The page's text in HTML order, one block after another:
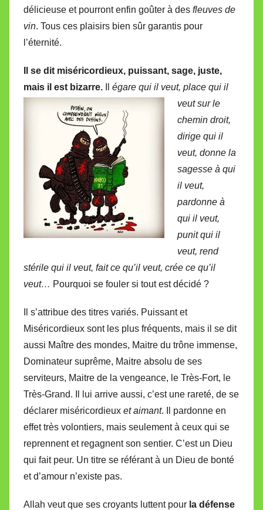
délicieuse et pourront enfin goûter à des fleuves de
vin. Tous ces plaisirs bien sûr garantis pour
l’éternité.
Il se dit miséricordieux, puissant, sage, juste,
mais il est bizarre.
égare qui il veut, place qui il
veutsur le
chemin droit,
dirige qui il
veut, donne la
sagesse à qui
il veut,
pardonne à
qui il veut,
punit qui il
veut, rend
stérile qui il veut, fait ce qu’il veut, crée ce qu’il
veut… Pourquoi se fouler si tout est décidé ?
Il s’attribue des titres variés. Puissant et
Miséricordieux sont les plus fréquents, mais il se dit
aussi Maître des mondes, Maitre du trône immense,
Dominateur suprême, Maitre absolu de ses
serviteurs, Maitre de la vengeance, le Très-Fort, le
Très-Grand. Il lui arrive aussi, c’est une rareté, de se
déclarer miséricordieux et aimant. Il pardonne en
effet très volontiers, mais seulement à ceux qui se
reprennent et regagnent son sentier. C’est un Dieu
qui fait peur. Un titre se référant à un Dieu de bonté
et d’amour n’existe pas.
Allah veut que ses croyants luttent pour la défense